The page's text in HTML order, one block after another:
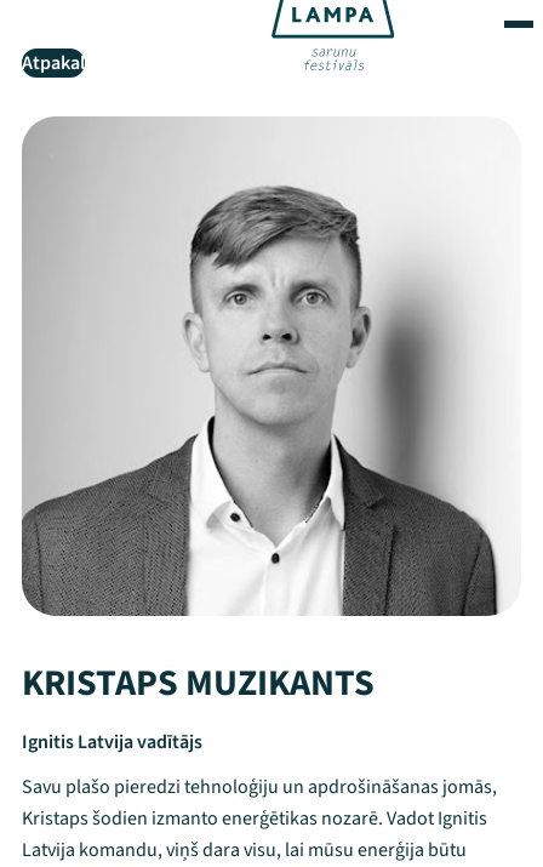
Atpakaļ
KRISTAPS MUZIKANTS
Ignitis Latvija vadītājs
Savu plašo pieredzi tehnoloģiju un apdrošināšanas jomās,
Kristaps šodien izmanto enerģētikas nozarē. Vadot Ignitis
Latvija komandu, viņš dara visu, lai mūsu enerģija būtu